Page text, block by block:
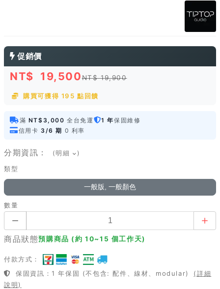
促銷價
NT$ 19,500NT$ 19,900
購買可獲得 195 點回饋
滿 NT$3,000 全台免運 1 年保固維修
信用卡 3/6 期 0 利率
分期資訊： (明細 )
類型
一般版, 一般顏色
數量
商品狀態預購商品 (約 10~15 個工作天)
付款方式：
保固資訊：1 年保固 (不包含: 配件、線材、modular)
(詳細
說明)